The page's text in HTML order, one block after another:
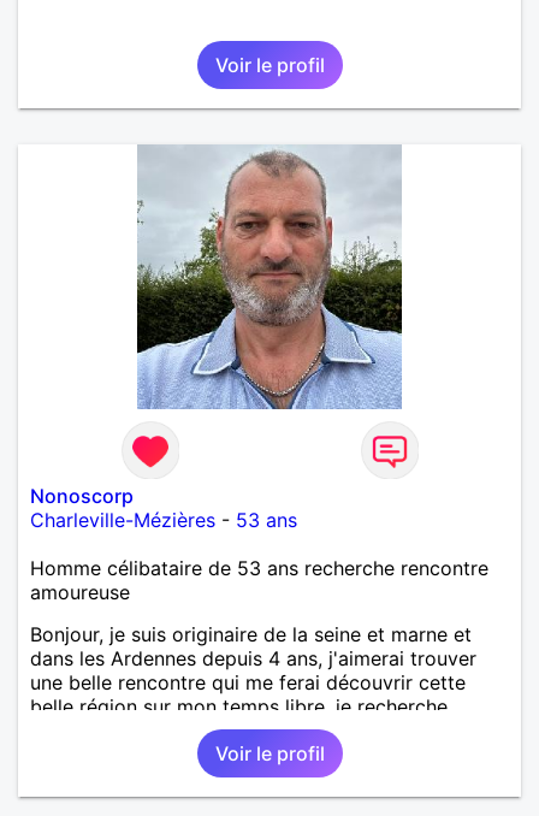
Voir le profil
Nonoscorp
Charleville-Mézières - 53 ans
Homme célibataire de 53 ans recherche rencontre
amoureuse
Bonjour, je suis originaire de la seine et marne et
dans les Ardennes depuis 4 ans, j'aimerai trouver
une belle rencontre qui me ferai découvrir cette
belle région sur mon temps libre, je recherche
quelqu'un de simple et sincère, une bonne
complicité et de la bonne humeur me ravirait.. alors
si l'envie de me découvrir vous en dit, je vous dis à
bientôt.
Voir le profil